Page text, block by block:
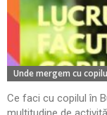
Unde mergem cu
Ce faci cu copilul în